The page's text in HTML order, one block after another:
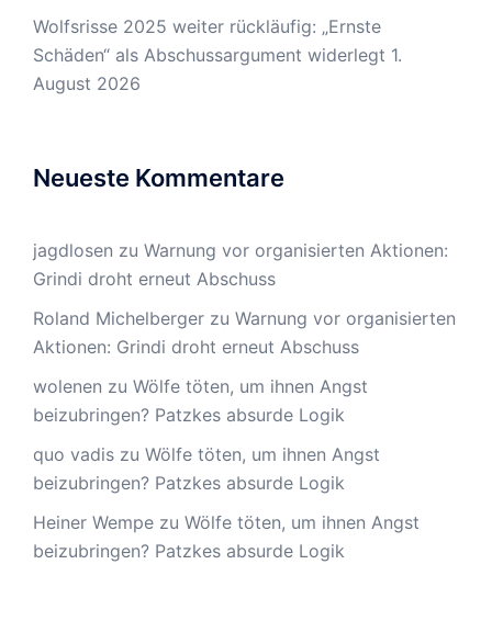
Wolfsrisse 2025 weiter rückläufig: „Ernste
Schäden“ als Abschussargument widerlegt 1.
August 2026
Neueste Kommentare
jagdlosen zu Warnung vor organisierten Aktionen:
Grindi droht erneut Abschuss
Roland Michelberger zu Warnung vor organisierten
Aktionen: Grindi droht erneut Abschuss
wolenen zu Wölfe töten, um ihnen Angst
beizubringen? Patzkes absurde Logik
quo vadis zu Wölfe töten, um ihnen Angst
beizubringen? Patzkes absurde Logik
Heiner Wempe zu Wölfe töten, um ihnen Angst
beizubringen? Patzkes absurde Logik